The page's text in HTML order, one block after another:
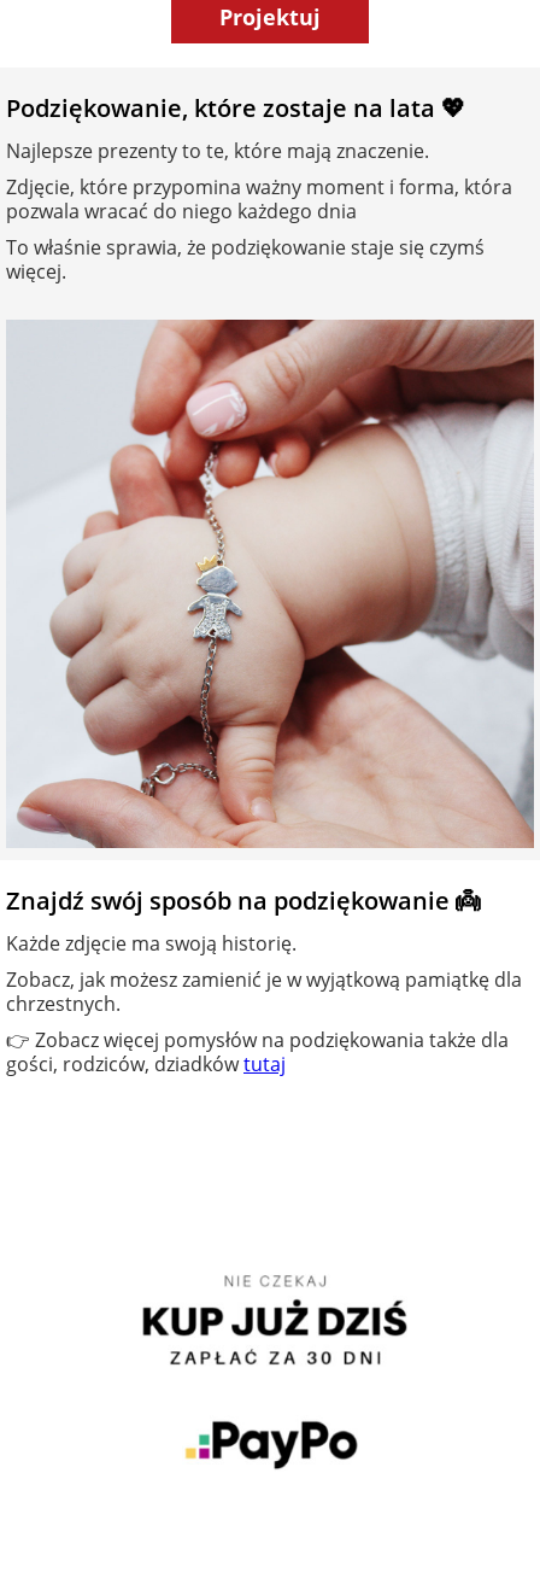
Projektuj
Podziękowanie, które zostaje na lata 💖
Najlepsze prezenty to te, które mają znaczenie.
Zdjęcie, które przypomina ważny moment i forma, która
pozwala wracać do niego każdego dnia
To właśnie sprawia, że podziękowanie staje się czymś
więcej.
Znajdź swój sposób na podziękowanie 👼
Każde zdjęcie ma swoją historię.
Zobacz, jak możesz zamienić je w wyjątkową pamiątkę dla
chrzestnych.
👉 Zobacz więcej pomysłów na podziękowania także dla
gości, rodziców, dziadkówtutaj